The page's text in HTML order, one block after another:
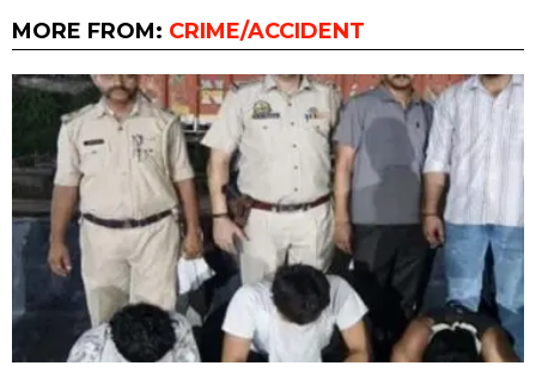
MORE FROM: CRIME/ACCIDENT